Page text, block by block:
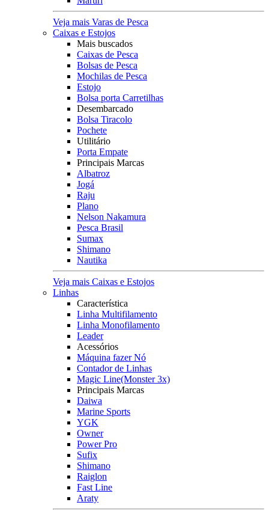
Veja mais Varas de Pesca
Caixas e Estojos
Mais buscados
Caixas de Pesca
Bolsas de Pesca
Mochilas de Pesca
Estojo
Bolsa porta Carretilhas
Desembarcado
Bolsa Tiracolo
Pochete
Utilitário
Porta Empate
Principais Marcas
Albatroz
Jogá
Raju
Plano
Nelson Nakamura
Pesca Brasil
Sumax
Shimano
Nautika
Veja mais Caixas e Estojos
Linhas
Característica
Linha Multifilamento
Linha Monofilamento
Leader
Acessórios
Máquina fazer Nó
Contador de Linhas
Magic Line(Monster 3x)
Principais Marcas
Daiwa
Marine Sports
YGK
Owner
Power Pro
Sufix
Shimano
Raiglon
Fast Line
Araty